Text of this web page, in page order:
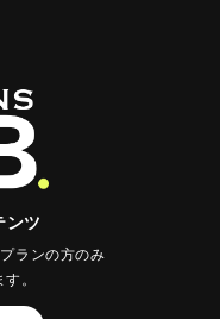
ツ
ランの方のみ
。